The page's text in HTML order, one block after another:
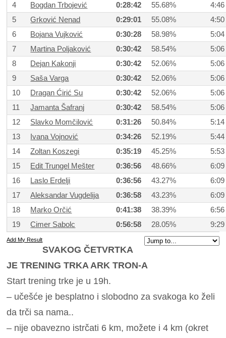
4
Bogdan Trbojević 0:28:42 55.68%
5
Grković Nenad 0:29:01 55.08%
6
Bojana Vujković 0:30:28 58.98%
7
Martina Poljaković 0:30:42 58.54%
8
Dejan Kakonji 0:30:42 52.06%
9
Saša Varga 0:30:42 52.06%
10
Dragan Ćirić Su 0:30:42 52.06%
11
Jamanta Šafranj 0:30:42 58.54%
12
Slavko Momčilović 0:31:26 50.84%
13
Ivana Vojnović 0:34:26 52.19%
14
Zoltan Koszegi 0:35:19 45.25%
15
Edit Trungel Mešter 0:36:56 48.66%
16
Laslo Erdelji 0:36:56 43.27%
17
Aleksandar Vugdelija 0:36:58 43.23%
18
Marko Orčić 0:41:38 38.39%
19
Cimer Sabolc 0:56:58 28.05%
Add My Result
SVAKOG ČETVRTKA
JE TRENING TRKA ARK TRON-A
Start trening trke je u 19h.
– učešće je besplatno i slobodno za svakoga ko želi
da trči sa nama..
– nije obavezno istrčati 6 km, možete i 4 km (okret